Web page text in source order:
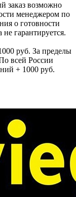
заказ возможно
менеджером по
о готовности
не гарантируется.
руб. За пределы
всей России
+ 1000 руб.